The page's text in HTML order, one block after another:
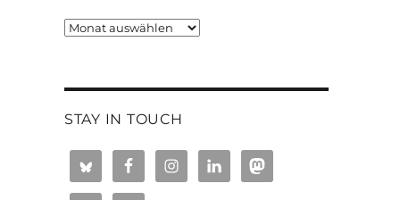
Blogtext-
STAY IN TOUCH